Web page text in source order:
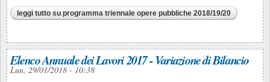
leggi tutto su programma triennale opere pubbliche 2018/19/20
Elenco Annuale dei Lavori 2017 - Variazione di Bilancio
Lun, 29/01/2018 - 10:38